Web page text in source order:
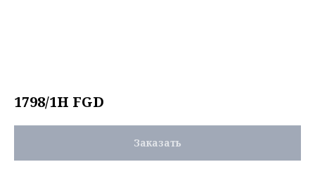
1798/1H FGD
Заказать